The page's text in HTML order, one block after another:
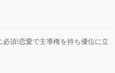
必須!恋愛で主導権を持ち優位に立